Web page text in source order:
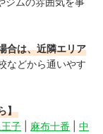
合は、近隣エリア
などから通いやす
】
王子 麻布十番
中